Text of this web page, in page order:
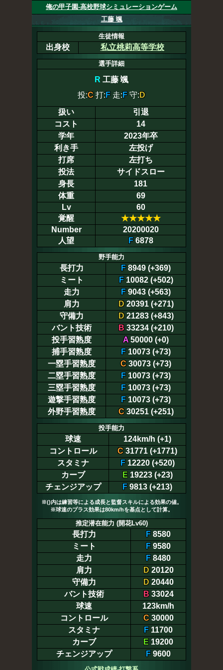
俺の甲子園-高校野球シミュレーションゲーム
工藤 颯
生徒情報
出身校 私立桃莉高等学校
選手詳細
R 工藤 颯
投:C 打: F 走: F 守: D
扱い
引退
コスト
14
学年
2023年卒
利き手
左投げ
打席
左打ち
投法
サイドスロー
身長
181
体重
69
Lv
60
覚醒
★★★★★
Number
20200020
人望
F6878
野手能力
長打力 F 8949 (+369)
ミート
F10082 (+502)
走力
F 9043 (+563)
肩力
D20391 (+271)
守備力
D21283 (+843)
バント技術
B33234 (+210)
投手習熟度
A50000 (+0)
捕手習熟度
F 10073 (+73)
一塁手習熟度
C 30073 (+73)
二塁手習熟度
F 10073 (+73)
三塁手習熟度
F 10073 (+73)
遊撃手習熟度
F 10073 (+73)
外野手習熟度
C30251 (+251)
投手能力
球速
124km/h (+1)
コントロール
C 31771 (+1771)
スタミナ
F12220 (+520)
カーブ
E19223 (+23)
チェンジアップ
F 9813 (+213)
※()内は練習等による成長と監督スキルによる効果の値。
※球速のプラス効果は80km/hを基点として計算。
推定潜在能力 (開花Lv60)
長打力 F 8580
ミート
F 9580
走力
F 8480
肩力
D20120
守備力
D20440
バント技術
B33024
球速
123km/h
コントロール
C30000
スタミナ
F 11700
カーブ
E 19200
チェンジアップ
F 9600